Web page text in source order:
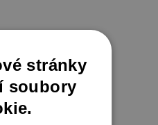
stránky
soubory